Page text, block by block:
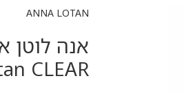
ANNA LOTAN
CLEAR